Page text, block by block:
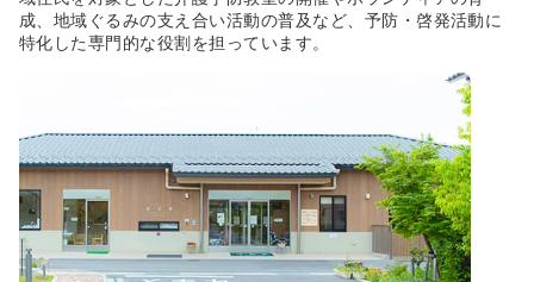
成、地域ぐるみの支え合い活動の普及など、予防・啓発活動に
特化した専門的な役割を担っています。